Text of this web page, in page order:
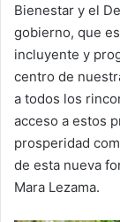
Bienestar y el
gobierno, que
incluyente y
centro de
a todos los
acceso a estos
prosperidad
de esta nueva
Mara Lezama.